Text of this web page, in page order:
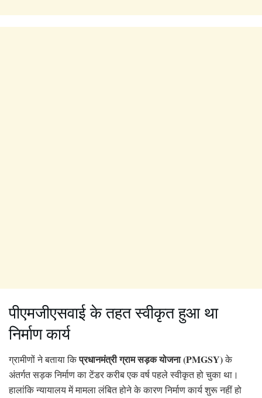
पीएमजीएसवाई के तहत स्वीकृत हुआ था
निर्माण कार्य
ग्रामीणों ने बताया किप्रधानमंत्री ग्राम सड़क योजना (PMGSY)के
अंतर्गत सड़क निर्माण का टेंडर करीब एक वर्ष पहले स्वीकृत हो चुका था।
हालांकि न्यायालय में मामला लंबित होने के कारण निर्माण कार्य शुरू नहीं हो